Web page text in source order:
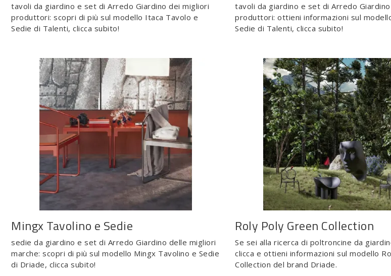
tavoli da giardino e set di Arredo Giardino dei migliori
produttori: scopri di più sul modello Itaca Tavolo e
Sedie di Talenti, clicca subito!
tavoli da giardino e set di Arredo
produttori: ottieni informazioni sul
Sedie di Talenti, clicca subito!
Mingx Tavolino e Sedie
sedie da giardino e set di Arredo Giardino delle migliori
marche: scopri di più sul modello Mingx Tavolino e Sedie
di Driade, clicca subito!
Roly Poly Green Collection
Se sei alla ricerca di poltroncine da
clicca e ottieni informazioni sul modello
Collection del brand Driade.